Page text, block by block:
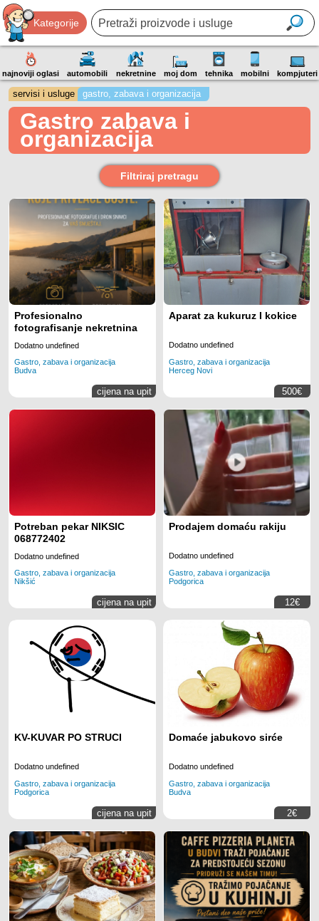
Kategorije
najnoviji oglasi automobili nekretnine moj dom tehnika mobilni kompjuteri
servisi i usluge gastro, zabava i organizacija
Gastro zabava i
organizacija
Filtriraj pretragu
Profesionalno
fotografisanje nekretnina
Dodatno undefined
Gastro, zabava i organizacija
Budva
cijena na upit
Aparat za kukuruz I kokice
Dodatno undefined
Gastro, zabava i organizacija
Herceg Novi
500€
Potreban pekar NIKSIC
068772402
Dodatno undefined
Gastro, zabava i organizacija
Nikšić
cijena na upit
Prodajem domaću rakiju
Dodatno undefined
Gastro, zabava i organizacija
Podgorica
12€
KV-KUVAR PO STRUCI
Dodatno undefined
Gastro, zabava i organizacija
Podgorica
cijena na upit
Domaće jabukovo sirće
Dodatno undefined
Gastro, zabava i organizacija
Budva
2€